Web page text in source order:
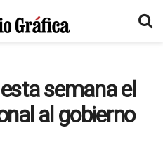
semana el
al gobierno